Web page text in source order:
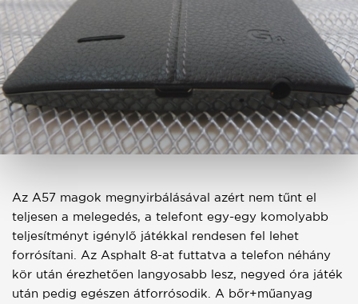
Az A57 magok megnyirbálásával azért nem tűnt el
teljesen a melegedés, a telefont egy-egy komolyabb
teljesítményt igénylő játékkal rendesen fel lehet
forrósítani. Az Asphalt 8-at futtatva a telefon néhány
kör után érezhetően langyosabb lesz, negyed óra játék
után pedig egészen átforrósodik. A bőr+műanyag